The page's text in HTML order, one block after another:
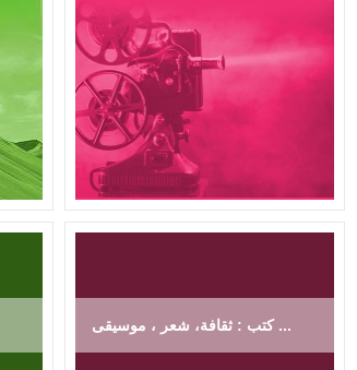
كتب : ثقافة، شعر ، موسيقى ...